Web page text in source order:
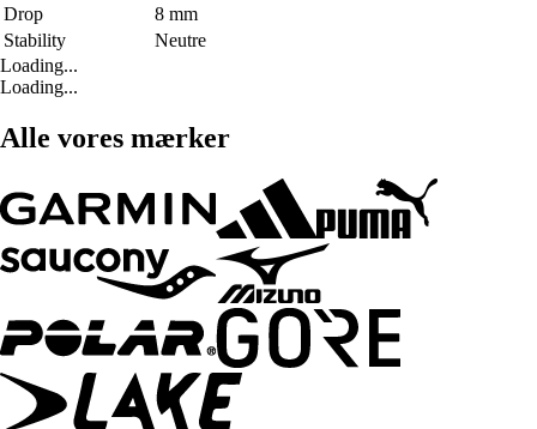
Drop
8 mm
Stability
Neutre
Loading...
Loading...
Alle vores mærker